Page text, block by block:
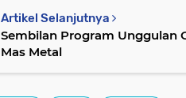
Artikel Selanjutnya
Sembilan Program Unggulan
Mas Metal